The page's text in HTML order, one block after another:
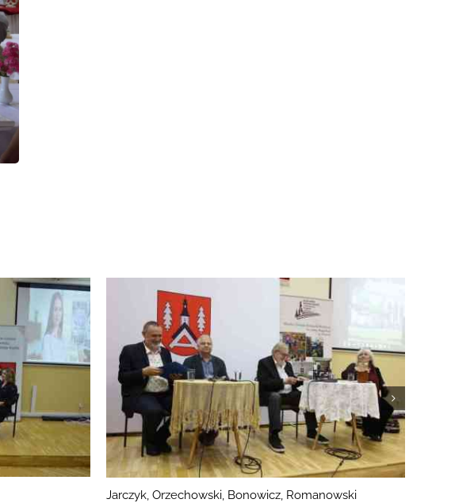
Jarczyk, Orzechowski, Bonowicz, Romanowski